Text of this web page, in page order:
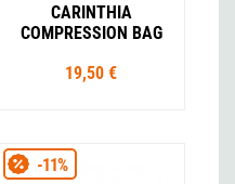
CARINTHIA
COMPRESSION BAG
19,50 €
-11%